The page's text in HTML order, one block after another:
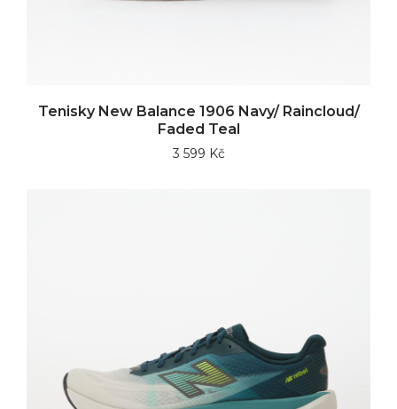
Tenisky New Balance 1906 Navy/ Raincloud/
Faded Teal
3 599 Kč